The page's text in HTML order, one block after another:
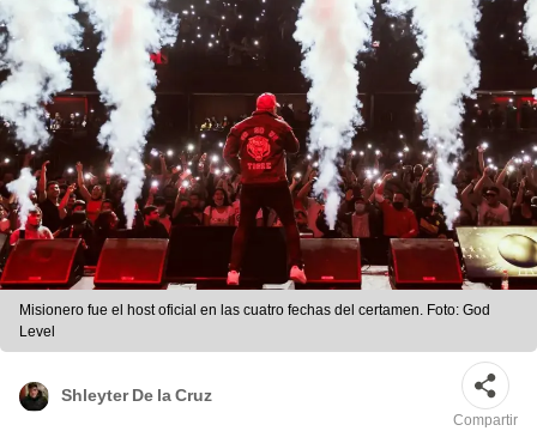
Misionero fue el host oficial en las cuatro fechas del certamen. Foto: God
Level
Shleyter De la Cruz
Compartir